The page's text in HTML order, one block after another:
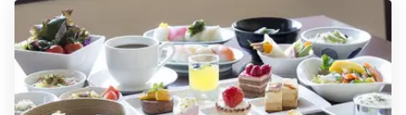
ドライヤー
お茶セット 電気ポット
※設備・アメニティは、確認が取れている情報を表示しています。